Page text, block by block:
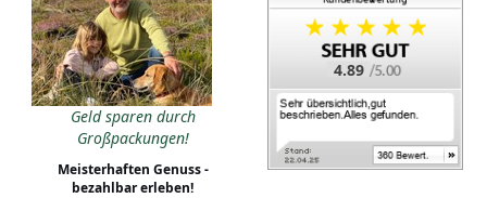
Geld sparen durch
Großpackungen!
Meisterhaften Genuss -
bezahlbar erleben!
4.89